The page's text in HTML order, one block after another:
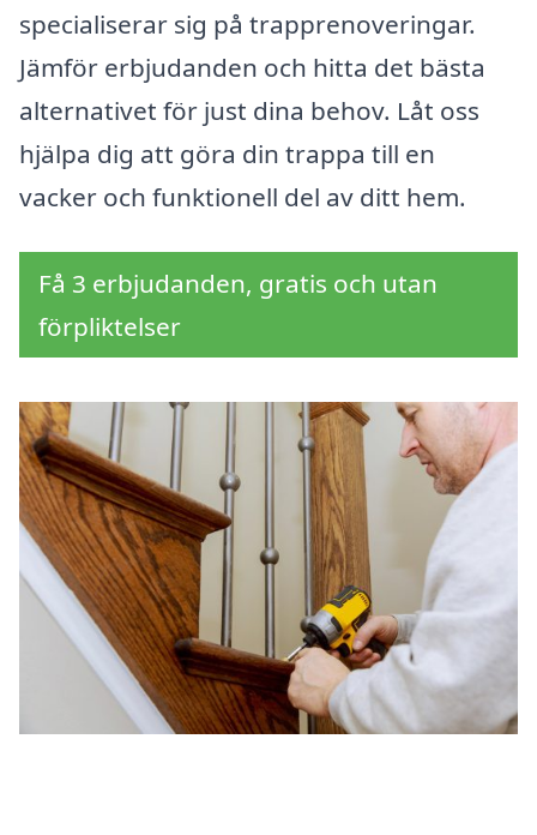
specialiserar sig på trapprenoveringar.
Jämför erbjudanden och hitta det bästa
alternativet för just dina behov. Låt oss
hjälpa dig att göra din trappa till en
vacker och funktionell del av ditt hem.
Få 3 erbjudanden, gratis och utan
förpliktelser